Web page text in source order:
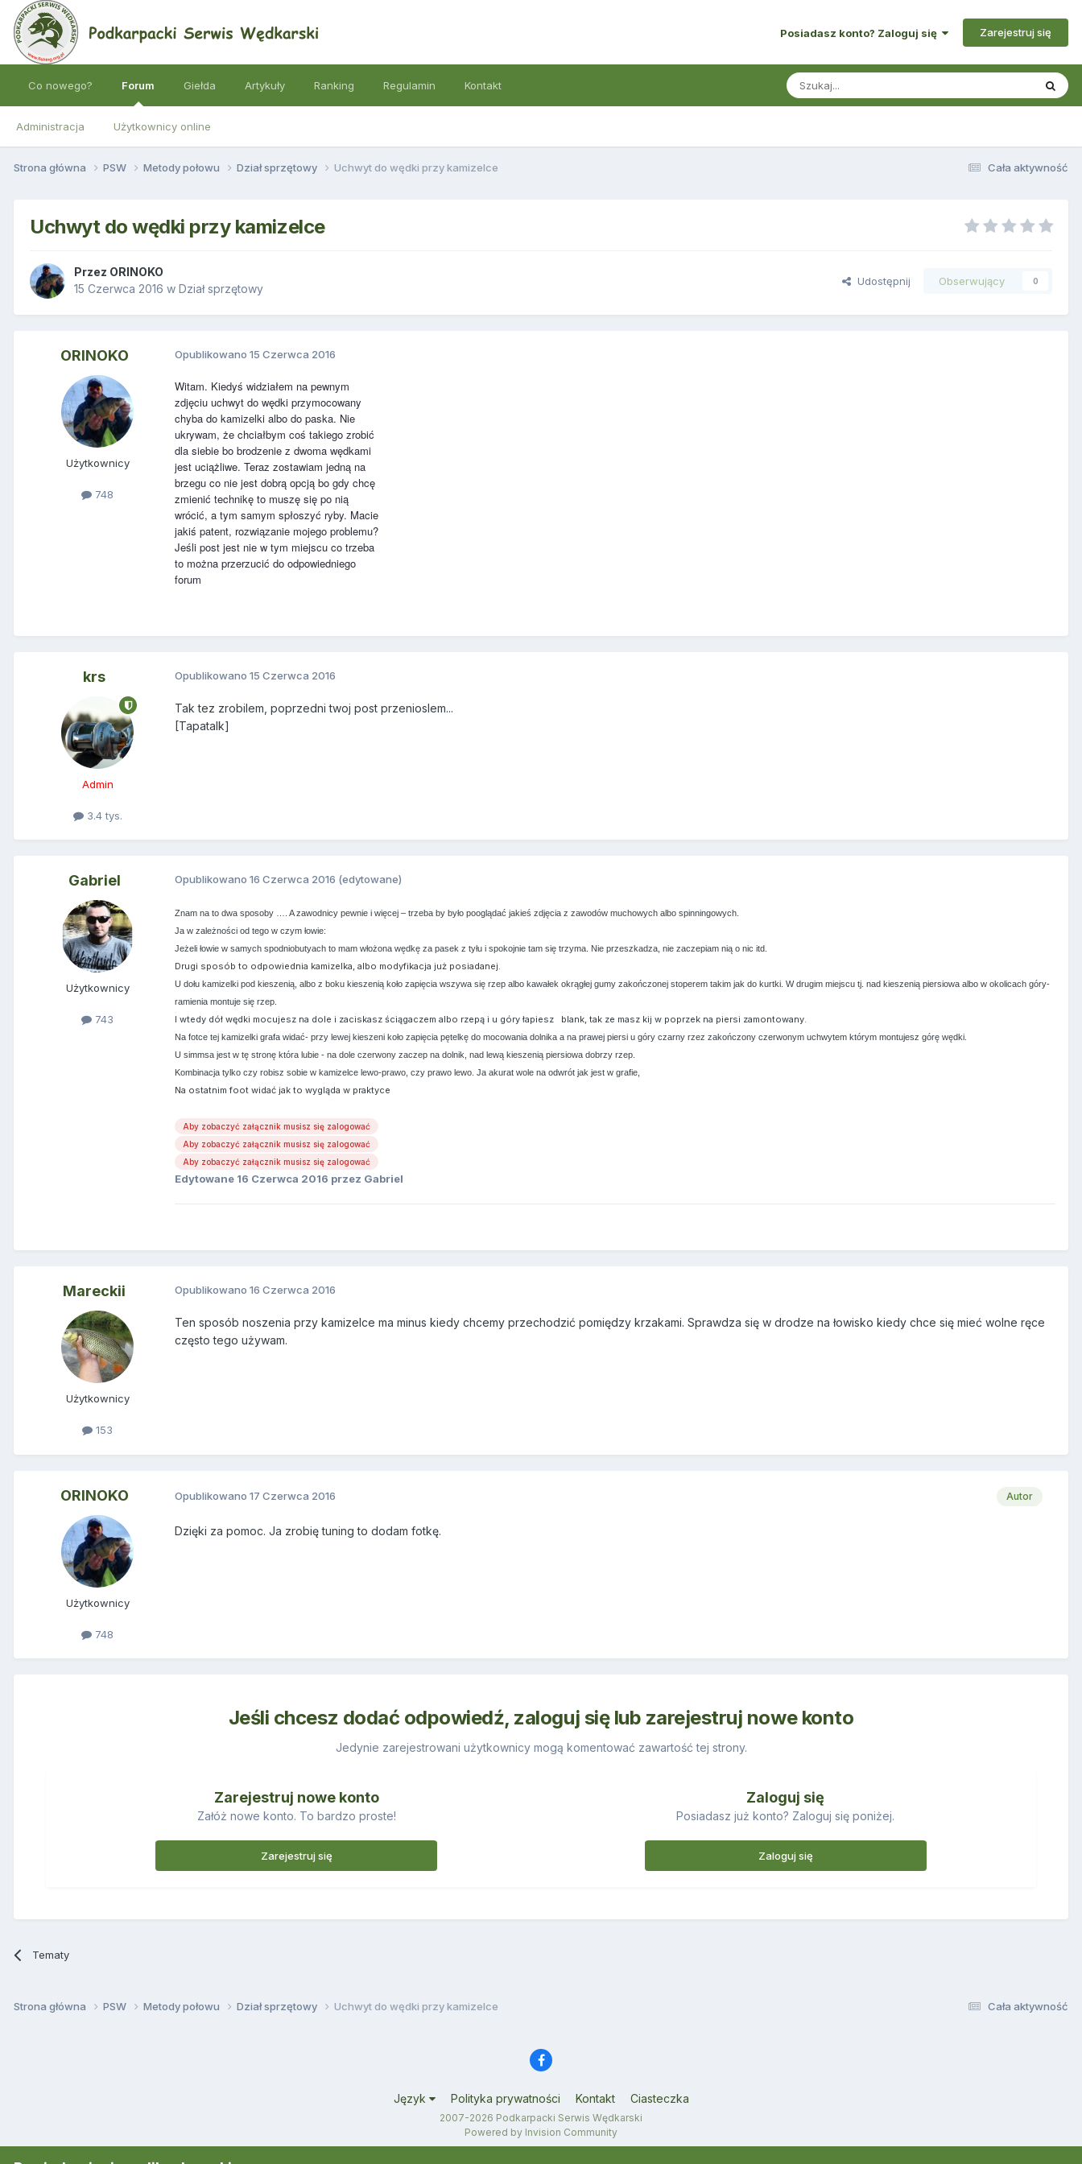
Posiadasz konto? Zaloguj się Zarejestruj się
Co nowego? Forum
Administracja Użytkownicy online
Giełda Artykuły Ranking Regulamin Kontakt
Cała aktywność
Strona główna PSW Metody połowu Dział sprzętowy Uchwyt do wędki przy kamizelce
Uchwyt do wędki przy kamizelce
Przez ORINOKO
15 Czerwca 2016 w Dział sprzętowy
Udostępnij Obserwujący 0
ORINOKO
Użytkownicy
748
Opublikowano 15 Czerwca 2016
Witam. Kiedyś widziałem na pewnym
zdjęciu uchwyt do wędki przymocowany
chyba do kamizelki albo do paska. Nie
ukrywam, że chciałbym coś takiego zrobić
dla siebie bo brodzenie z dwoma wędkami
jest uciążliwe. Teraz zostawiam jedną na
brzegu co nie jest dobrą opcją bo gdy chcę
zmienić technikę to muszę się po nią
wrócić, a tym samym spłoszyć ryby. Macie
jakiś patent, rozwiązanie mojego problemu?
Jeśli post jest nie w tym miejscu co trzeba
to można przerzucić do odpowiedniego
forum
krs
Admin
3.4 tys.
Opublikowano 15 Czerwca 2016
Tak tez zrobilem, poprzedni twoj post przenioslem...
[Tapatalk]
Gabriel
Użytkownicy
743
Opublikowano 16 Czerwca 2016 (edytowane)
Znam na to dwa sposoby …. A zawodnicy pewnie i więcej – trzeba by było pooglądać jakieś zdjęcia z zawodów muchowych albo spinningowych.
Ja w zależności od tego w czym łowie:
Jeżeli łowie w samych spodniobutyach to mam włożona wędkę za pasek z tyłu i spokojnie tam się trzyma. Nie przeszkadza, nie zaczepiam nią o nic itd.
Drugi sposób to odpowiednia kamizelka, albo modyfikacja już posiadanej.
U dołu kamizelki pod kieszenią, albo z boku kieszenią koło zapięcia wszywa się rzep albo kawałek okrągłej gumy zakończonej stoperem takim jak do kurtki. W drugim miejscu tj. nad kieszenią piersiowa albo w okolicach góry-
ramienia montuje się rzep.
I wtedy dół wędki mocujesz na dole i zaciskasz ściągaczem albo rzepą i u góry łapiesz blank, tak ze masz kij w poprzek na piersi zamontowany.
Na fotce tej kamizelki grafa widać- przy lewej kieszeni koło zapięcia pętelkę do mocowania dolnika a na prawej piersi u góry czarny rzez zakończony czerwonym uchwytem którym montujesz górę wędki.
U simmsa jest w tę stronę która lubie - na dole czerwony zaczep na dolnik, nad lewą kieszenią piersiowa dobrzy rzep.
Kombinacja tylko czy robisz sobie w kamizelce lewo-prawo, czy prawo lewo. Ja akurat wole na odwrót jak jest w grafie,
Na ostatnim foot widać jak to wygląda w praktyce
Aby zobaczyć załącznik musisz się zalogować
Aby zobaczyć załącznik musisz się zalogować
Aby zobaczyć załącznik musisz się zalogować
Edytowane 16 Czerwca 2016 przez Gabriel
Mareckii
Użytkownicy
153
Opublikowano 16 Czerwca 2016
Ten sposób noszenia przy kamizelce ma minus kiedy chcemy przechodzić pomiędzy krzakami. Sprawdza się w drodze na łowisko kiedy chce się mieć wolne ręce
często tego używam.
ORINOKO
Użytkownicy
748
Autor
Opublikowano 17 Czerwca 2016
Dzięki za pomoc. Ja zrobię tuning to dodam fotkę.
Jeśli chcesz dodać odpowiedź, zaloguj się lub zarejestruj nowe konto
Jedynie zarejestrowani użytkownicy mogą komentować zawartość tej strony.
Zarejestruj nowe konto
Załóż nowe konto. To bardzo proste!
Zarejestruj się
Zaloguj się
Posiadasz już konto? Zaloguj się poniżej.
Zaloguj się
Tematy
Cała aktywność
Strona główna PSW Metody połowu Dział sprzętowy Uchwyt do wędki przy kamizelce
Język Polityka prywatności Kontakt Ciasteczka
2007-2026 Podkarpacki Serwis Wędkarski
Powered by Invision Community